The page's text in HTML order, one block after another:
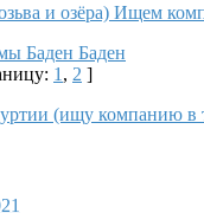
и озёра) Ищем
Баден Баден
1 , 2 ]
(ищу компанию в